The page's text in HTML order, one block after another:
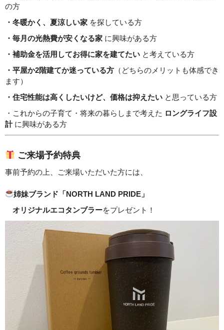
の方
・冬暖かく、夏涼しい家 を探している方
・毎月の光熱費が安くなる家 に興味がある方
・補助金を活用してお得に家を建てたい と考えている方
・平屋か2階建てか迷っている方 （どちらのメリットも体感でき
ます）
・住宅性能は高くしたいけど、価格は抑えたい と思っている方
・これからの子育て・将来の暮らしまで考えた ロングライフ設
計に興味がある方
ご来場予約特典
事前予約の上、ご来場いただいた方には、
姉妹ブランド「NORTH LAND PRIDE」
オリジナルエコタンブラーをプレゼント！